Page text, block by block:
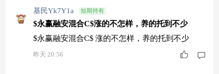
基民Yk7Y1a 短期持有
$永赢融安混合C$涨的不怎样，养的托到不少
$永赢融安混合C$ 涨的不怎样，养的托到不少
昨天 20:56